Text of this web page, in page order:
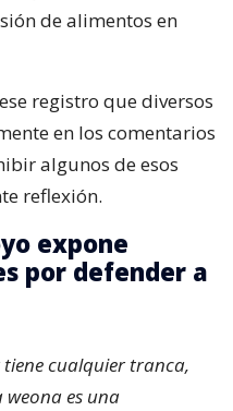
de alimentos en
registro que diversos
en los comentarios
algunos de esos
reflexión.
expone
por defender a
tiene cualquier tranca,
weona es una